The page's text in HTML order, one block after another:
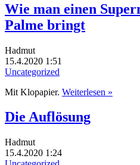
Wie man einen
Palme bringt
Hadmut
15.4.2020 1:51
Uncategorized
Mit Klopapier. Weiterlesen »
Die Auflösung
Hadmut
15.4.2020 1:24